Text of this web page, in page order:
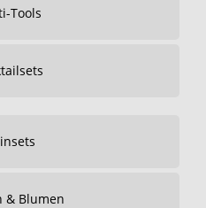
Tools
& Blumen